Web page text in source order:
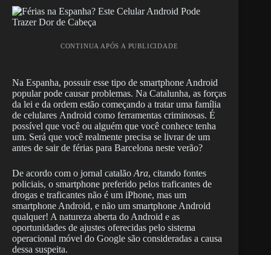
CONTINUA APÓS A PUBLICIDADE
Na Espanha, possuir esse tipo de smartphone Android
popular pode causar problemas. Na Catalunha, as forças
da lei e da ordem estão começando a tratar uma família
de celulares Android como ferramentas criminosas. É
possível que você ou alguém que você conhece tenha
um. Será que você realmente precisa se livrar de um
antes de sair de férias para Barcelona neste verão?
De acordo com o jornal catalão Ara, citando fontes
policiais, o smartphone preferido pelos traficantes de
drogas e traficantes não é um iPhone, mas um
smartphone Android, e não um smartphone Android
qualquer! A natureza aberta do Android e as
oportunidades de ajustes oferecidas pelo sistema
operacional móvel do Google são consideradas a causa
dessa suspeita.